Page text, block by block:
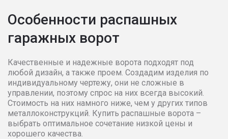
3300 37349
3400 38096 38858
3500 38858 39635 40428
3600 39635 40428 41236
Особенности распашных
гаражных ворот
Качественные и надежные ворота подходят под
любой дизайн, а также проем. Создадим изделия по
индивидуальному чертежу, они не сложные в
управлении, поэтому спрос на них всегда высокий.
Стоимость на них намного ниже, чем у других типов
металлоконструкций. Купить распашные ворота –
выбрать оптимальное сочетание низкой цены и
хорошего качества.